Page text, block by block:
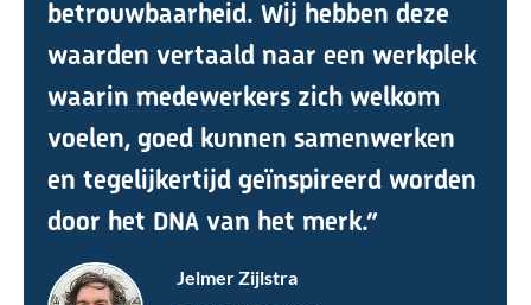
betrouwbaarheid. Wij hebben deze
waarden vertaald naar een werkplek
waarin medewerkers zich welkom
voelen, goed kunnen samenwerken
en tegelijkertijd geïnspireerd worden
door het DNA van het merk.”
Jelmer Zijlstra